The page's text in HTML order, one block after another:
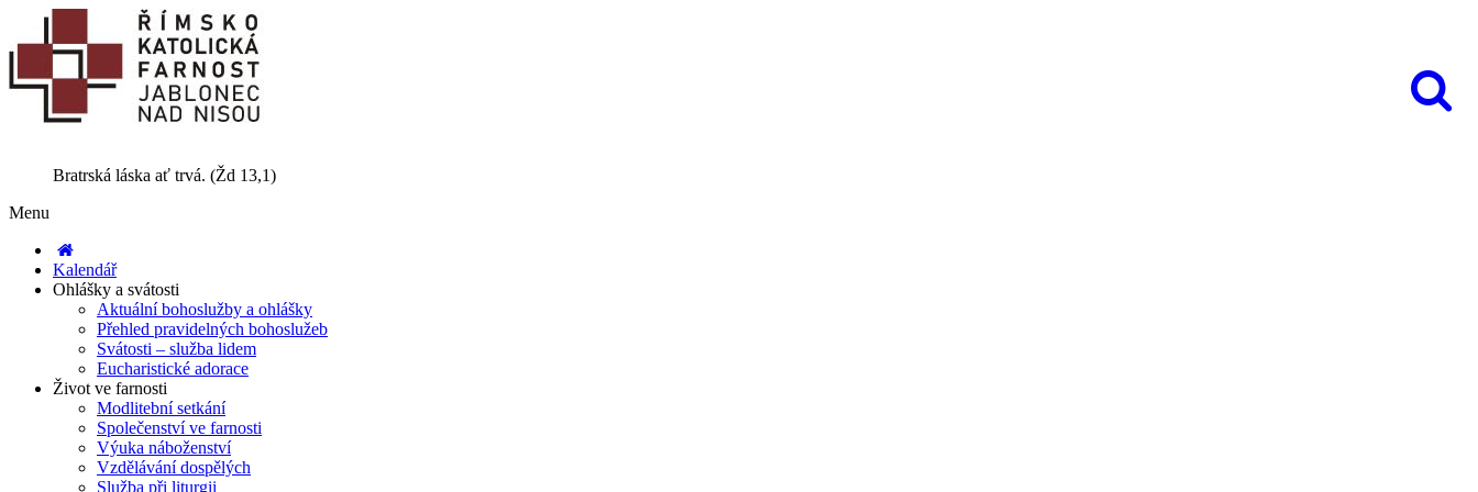
Bratrská láska ať trvá. (Žd 13,1)
Menu
Kalendář
Ohlášky a svátosti
Aktuální bohoslužby a ohlášky
Přehled pravidelných bohoslužeb
Svátosti – služba lidem
Eucharistické adorace
Život ve farnosti
Modlitební setkání
Společenství ve farnosti
Výuka náboženství
Vzdělávání dospělých
Služba při liturgii